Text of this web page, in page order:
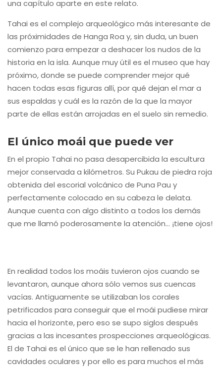
una capítulo aparte en este relato.
Tahai es el complejo arqueológico más interesante de
las próximidades de Hanga Roa y, sin duda, un buen
comienzo para empezar a deshacer los nudos de la
historia en la isla. Aunque muy útil es el museo que hay
próximo, donde se puede comprender mejor qué
hacen todas esas figuras allí, por qué dejan el mar a
sus espaldas y cuál es la razón de la que la mayor
parte de ellas están arrojadas en el suelo sin remedio.
El único moái que puede ver
En el propio Tahai no pasa desapercibida la escultura
mejor conservada a kilómetros. Su Pukau de piedra roja
obtenida del escorial volcánico de Puna Pau y
perfectamente colocado en su cabeza le delata.
Aunque cuenta con algo distinto a todos los demás
que me llamó poderosamente la atención… ¡tiene ojos!
En realidad todos los moáis tuvieron ojos cuando se
levantaron, aunque ahora sólo vemos sus cuencas
vacías. Antiguamente se utilizaban los corales
petrificados para conseguir que el moái pudiese mirar
hacia el horizonte, pero eso se supo siglos después
gracias a las incesantes prospecciones arqueológicas.
El de Tahai es el único que se le han rellenado sus
cavidades oculares y por ello es para muchos el más